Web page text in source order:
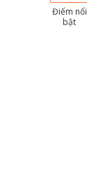
Điểm nổi
bật